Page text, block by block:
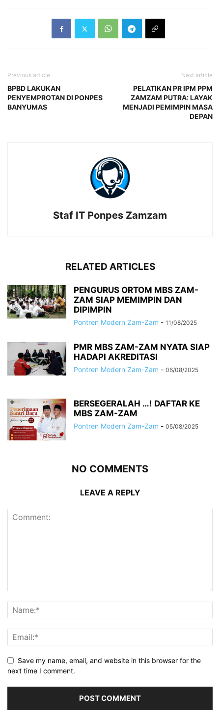
Previous article
BPBD LAKUKAN
PENYEMPROTAN DI PONPES
BANYUMAS
Next article
PELATIKAN PR IPM PPM
ZAMZAM PUTRA: LAYAK
MENJADI PEMIMPIN MASA
DEPAN
Staf IT Ponpes Zamzam
RELATED ARTICLES
PENGURUS ORTOM MBS ZAM-
ZAM SIAP MEMIMPIN DAN
DIPIMPIN
Pontren Modern Zam-Zam - 11/08/2025
PMR MBS ZAM-ZAM NYATA SIAP
HADAPI AKREDITASI
Pontren Modern Zam-Zam - 06/08/2025
BERSEGERALAH …! DAFTAR KE
MBS ZAM-ZAM
Pontren Modern Zam-Zam - 05/08/2025
NO COMMENTS
LEAVE A REPLY
Save my name, email, and website in this browser for the
next time I comment.